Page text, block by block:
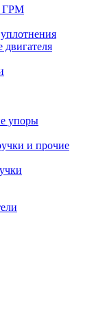
ГРМ
упоры
и прочие